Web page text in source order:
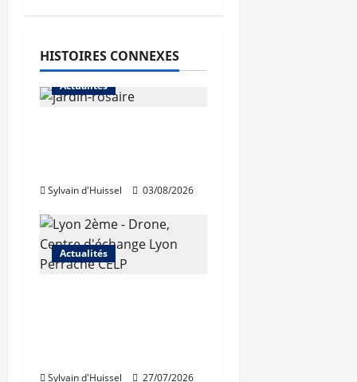
HISTOIRES CONNEXES
Actualités
Sylvain d'Huissel 03/08/2026
Actualités
Sylvain d'Huissel 27/07/2026